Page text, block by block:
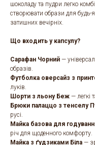
шоколаду та пудри легко
створювати образи для будь-
затишних вечірніх.
Що входить у капсулу?
Сарафан Чорний —
образів.
Футболка оверсайз з
луків.
Шорти з льону Беж — легкі
Брюки палаццо з тенселу
русі.
Майка базова для
річ для щоденного комфорту.
Майка з ґудзиками Біла —